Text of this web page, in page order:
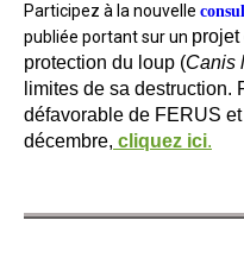
Participez à la nouvelle
publiée portant sur un projet
protection du loup (Canis
limites de sa destruction.
défavorable de FERUS
décembre, cliquez ici.